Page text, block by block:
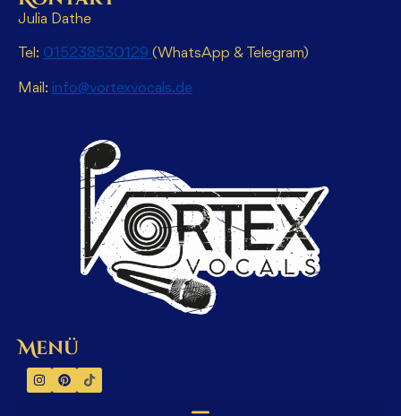
Julia Dathe
Tel: 015238530129 (WhatsApp & Telegram)
Mail: info@vortexvocals.de
Menü